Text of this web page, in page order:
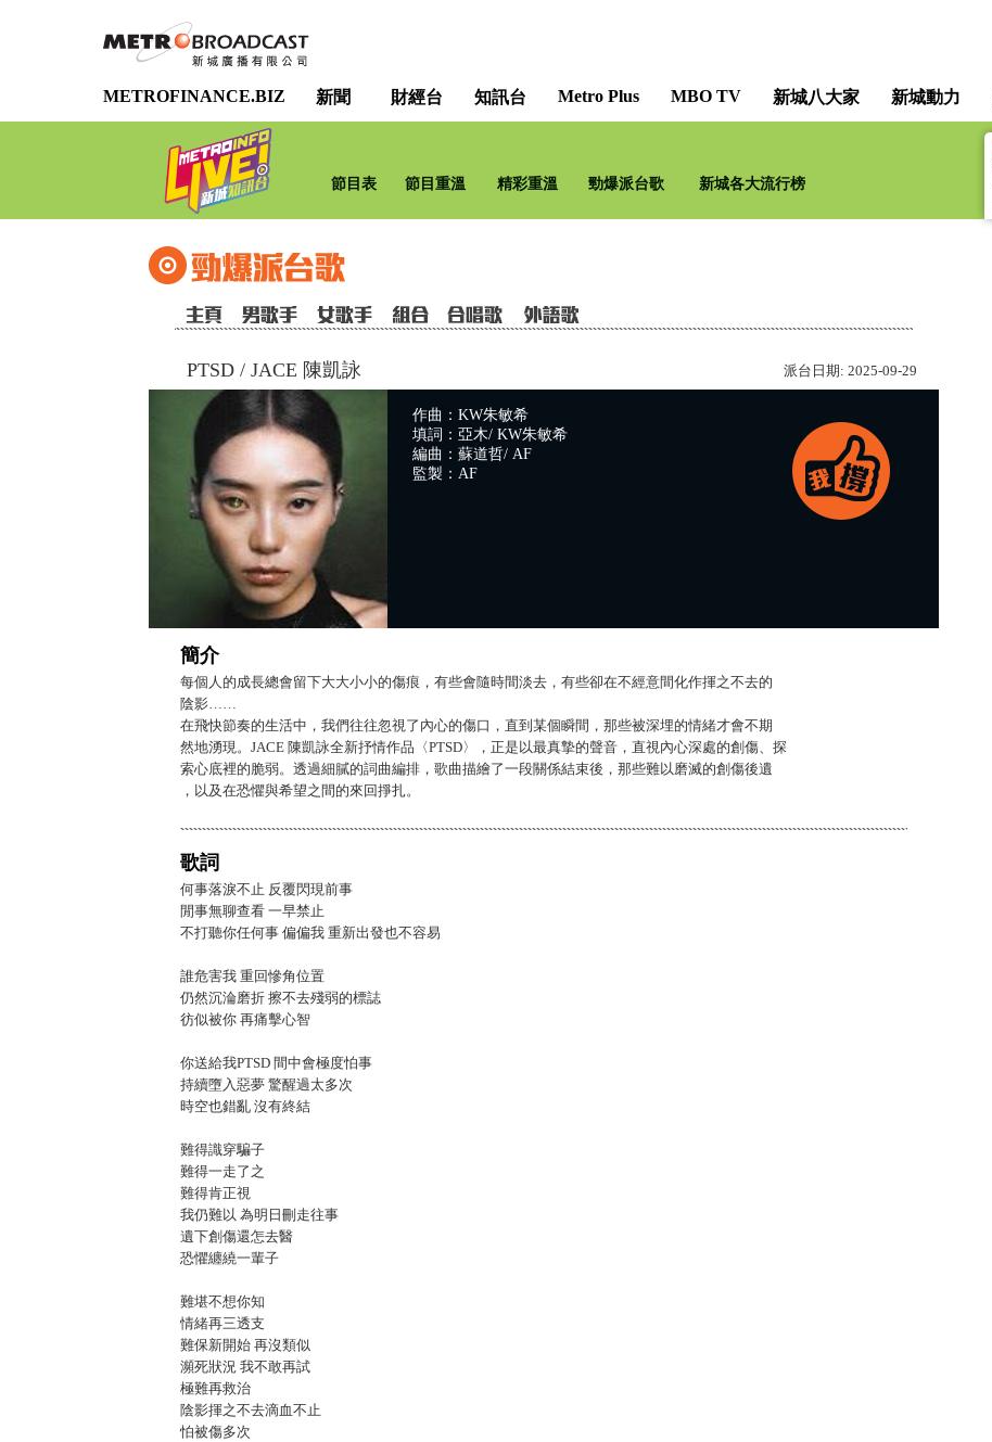
METROFINANCE.BIZ 新聞 財經台 知訊台 Metro Plus MBO TV 新城八大家 新城動力
節目表 節目重溫 精彩重溫 勁爆派台歌 新城各大流行榜
PTSD / JACE 陳凱詠 派台日期: 2025-09-29
作曲：KW朱敏希
填詞：亞木/ KW朱敏希
編曲：蘇道哲/ AF
監製：AF
簡介
每個人的成長總會留下大大小小的傷痕，有些會隨時間淡去，有些卻在不經意間化作揮之不去的
陰影……
在飛快節奏的生活中，我們往往忽視了內心的傷口，直到某個瞬間，那些被深埋的情緒才會不期
然地湧現。JACE 陳凱詠全新抒情作品〈PTSD〉，正是以最真摯的聲音，直視內心深處的創傷、探
索心底裡的脆弱。透過細膩的詞曲編排，歌曲描繪了一段關係結束後，那些難以磨滅的創傷後遺
，以及在恐懼與希望之間的來回掙扎。
歌詞
何事落淚不止 反覆閃現前事
閒事無聊查看 一早禁止
不打聽你任何事 偏偏我 重新出發也不容易
誰危害我 重回慘角位置
仍然沉淪磨折 擦不去殘弱的標誌
彷似被你 再痛擊心智
你送給我PTSD 間中會極度怕事
持續墮入惡夢 驚醒過太多次
時空也錯亂 沒有終結
難得識穿騙子
難得一走了之
難得肯正視
我仍難以 為明日刪走往事
遺下創傷還怎去醫
恐懼纏繞一輩子
難堪不想你知
情緒再三透支
難保新開始 再沒類似
瀕死狀況 我不敢再試
極難再救治
陰影揮之不去滴血不止
怕被傷多次